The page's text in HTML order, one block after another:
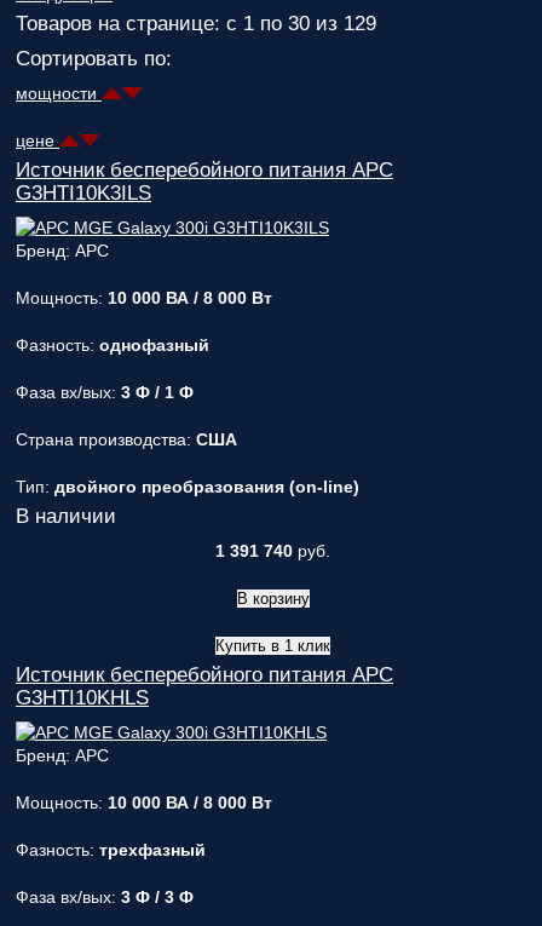
Товаров на странице: с 1 по 30 из 129
Сортировать по:
мощности
цене
Источник бесперебойного питания APC
G3HTI10K3ILS
Бренд: APC
Мощность: 10 000 ВА / 8 000 Вт
Фазность: однофазный
Фаза вх/вых: 3 Ф / 1 Ф
Страна производства: США
Тип: двойного преобразования (on-line)
В наличии
1 391 740 руб.
В корзину
Купить в 1 клик
Источник бесперебойного питания APC
G3HTI10KHLS
Бренд: APC
Мощность: 10 000 ВА / 8 000 Вт
Фазность: трехфазный
Фаза вх/вых: 3 Ф / 3 Ф